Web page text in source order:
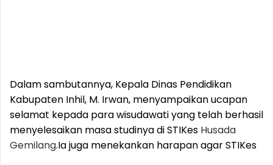
Dalam sambutannya, Kepala Dinas Pendidikan
Kabupaten Inhil, M. Irwan, menyampaikan ucapan
selamat kepada para wisudawati yang telah berhasil
menyelesaikan masa studinya di STIKes Husada
Gemilang.Ia juga menekankan harapan agar STIKes